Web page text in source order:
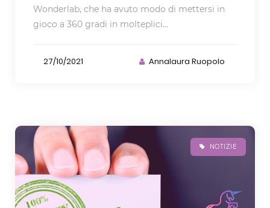
Wonderlab, che ha avuto modo di mettersi in
gioco a 360 gradi in molteplici...
27/10/2021 Annalaura Ruopolo
NOTIZIE